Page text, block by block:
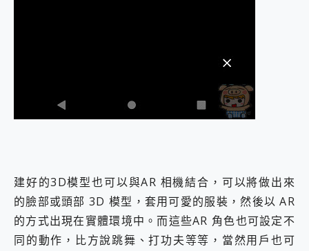
建好的3D模型也可以與AR 相機結合，可以將做出來
的臉部或頭部 3D 模型，套用可愛的服裝，然後以 AR
的方式出現在實體環境中。而這些AR 角色也可設定不
同的動作，比方說跳舞、打功夫等等，當然用戶也可